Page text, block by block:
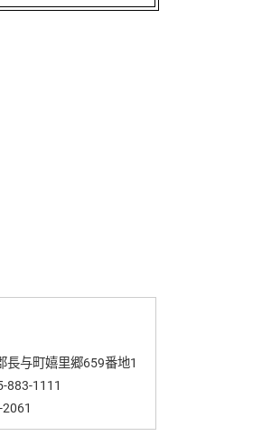
長与町嬉里郷659番地1
883-1111